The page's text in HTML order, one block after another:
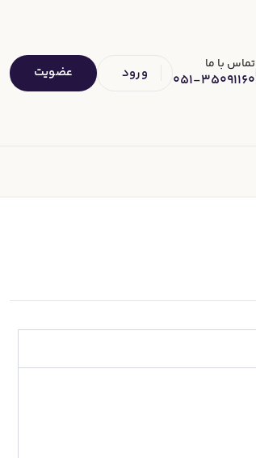
تماس با ما
051-35091160 ورود عضویت